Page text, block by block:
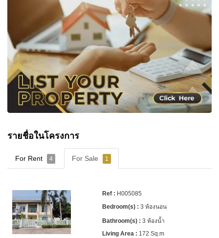
รายชื่อในโครงการ
For Rent 4 For Sale 1
H005085
3 ห้องนอน
3 ห้องน้ำ
172 Sq.m